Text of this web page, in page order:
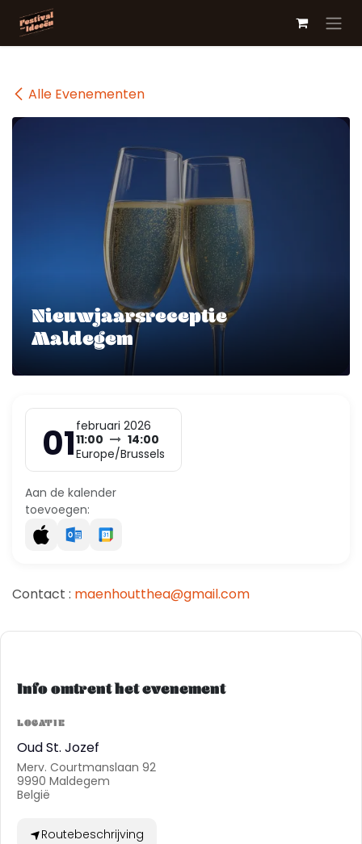
Overslaan naar inhoud
Alle Evenementen
Nieuwjaarsreceptie
Maldegem
01 februari 2026
11:00
14:00
Europe/Brussels
Aan de kalender
toevoegen:
Contact : maenhoutthea@gmail.com
Info omtrent het evenement
LOCATIE
Oud St. Jozef
Merv. Courtmanslaan 92
9990 Maldegem
België
Routebeschrijving